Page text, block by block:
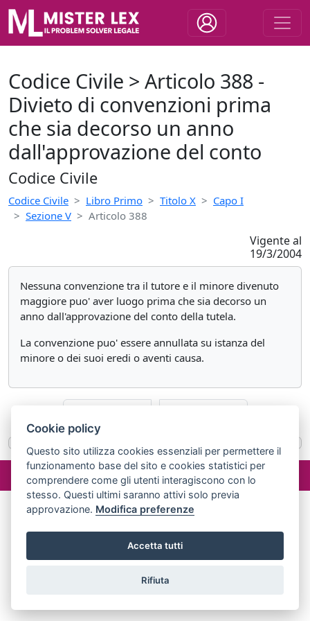
Codice Civile > Articolo 388 -
Divieto di convenzioni prima
che sia decorso un anno
dall'approvazione del conto
Codice Civile
Codice Civile Libro Primo Titolo X
Capo I
Sezione V
Articolo 388
Vigente al
19/3/2004
Nessuna convenzione tra il tutore e il minore divenuto
maggiore puo' aver luogo prima che sia decorso un
anno dall'approvazione del conto della tutela.
La convenzione puo' essere annullata su istanza del
minore o dei suoi eredi o aventi causa.
©2024 misterlex.it -redazione@misterlex.it-Privacy
02029690472
Cookie policy
Questo sito utilizza cookies essenziali per permettere il
funzionamento base del sito e cookies statistici per
comprendere come gli utenti interagiscono con lo
stesso. Questi ultimi saranno attivi solo previa
approvazione. Modifica preferenze
Accetta tutti
Rifiuta